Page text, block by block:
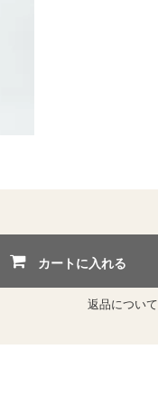
カートに入れる
返品について